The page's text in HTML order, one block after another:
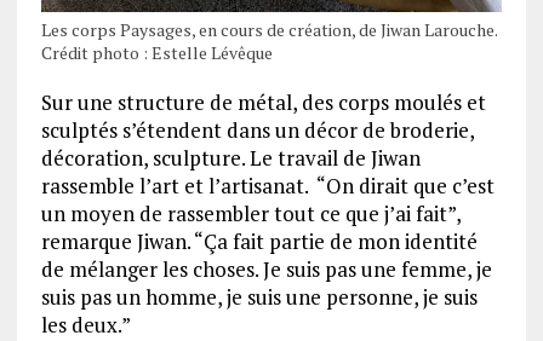
Les corps Paysages, en cours de création, de Jiwan Larouche.
Crédit photo : Estelle Lévêque
Sur une structure de métal, des corps moulés et
sculptés s’étendent dans un décor de broderie,
décoration, sculpture. Le travail de Jiwan
rassemble l’art et l’artisanat. “On dirait que c’est
un moyen de rassembler tout ce que j’ai fait”,
remarque Jiwan. “Ça fait partie de mon identité
de mélanger les choses. Je suis pas une femme, je
suis pas un homme, je suis une personne, je suis
les deux.”